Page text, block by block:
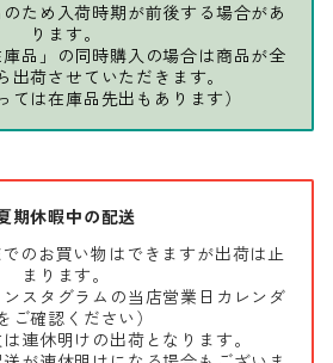
ため入荷時期が前後する場合があ
ります。
庫品」の同時購入の場合は商品が全
出荷させていただきます。
は在庫品先出もあります）
期休暇中の配送
のお買い物はできますが出荷は止
まります。
ンスタグラムの当店営業日カレンダ
ご確認ください）
連休明けの出荷となります。